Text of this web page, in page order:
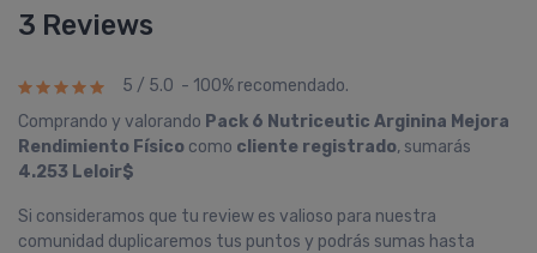
3 Reviews
5 / 5.0 - 100% recomendado.
Comprando y valorando Pack 6 Nutriceutic Arginina Mejora
Rendimiento Fí­sico como cliente registrado, sumarás
4.253 Leloir$
Si consideramos que tu review es valioso para nuestra
comunidad duplicaremos tus puntos y podrás sumas hasta